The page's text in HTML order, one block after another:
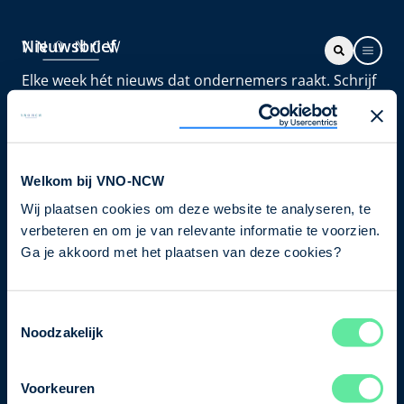
Welkom bij VNO-NCW
Wij plaatsen cookies om deze website te analyseren, te
verbeteren en om je van relevante informatie te voorzien.
Ga je akkoord met het plaatsen van deze cookies?
Noodzakelijk
Voorkeuren
Nieuwsbrief
Elke week hét nieuws dat ondernemers raakt. Schrijf
je nu in voor de VNO-NCW nieuwsbrief.
Schrijf je in
Direct naar
Ons verhaal
Bezuidenhoutseweg 12
T+31 70 349 03 49